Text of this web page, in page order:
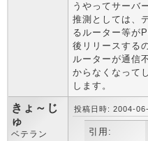
うやってサーバ
推測としては、
るルーター等が
後リリースする
ルーターが通信
からなくなって
します。
きょ～じ
ゅ
ベテラン
投稿日時: 2004-
引用: